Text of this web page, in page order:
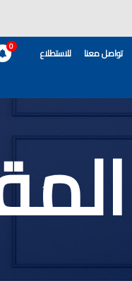
تواصل معنا للاستطلاع 0